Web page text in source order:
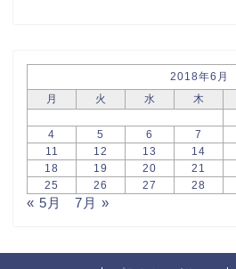
2018年6月
月
火 水 木
4
5 6 7
11
12 13 14
18
19 20 21
25
26 27 28
« 5月 7月 »